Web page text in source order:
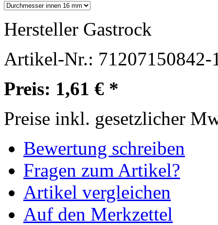
Hersteller Gastrock
Artikel-Nr.: 71207150842-
Preis: 1,61 € *
Preise inkl. gesetzlicher
Bewertung schreiben
Fragen zum Artikel?
Artikel vergleichen
Auf den Merkzettel